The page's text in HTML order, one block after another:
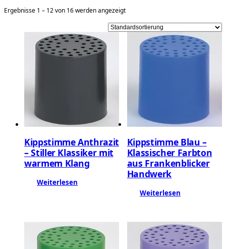
Ergebnisse 1 – 12 von 16 werden angezeigt
Kippstimme Anthrazit
– Stiller Klassiker mit
warmem Klang
Weiterlesen
Kippstimme Blau –
Klassischer Farbton
aus Frankenblicker
Handwerk
Weiterlesen